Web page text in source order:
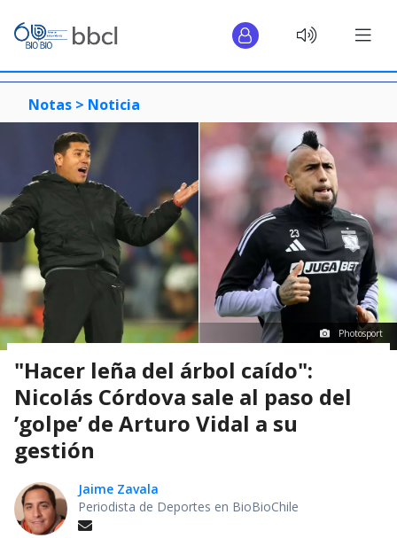
Notas > Noticia
Photosport
"Hacer leña del árbol caído":
Nicolás Córdova sale al paso del
’golpe’ de Arturo Vidal a su
gestión
Jaime Zavala
Periodista de Deportes en BioBioChile